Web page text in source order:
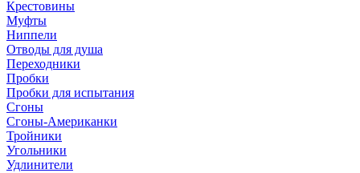
Крестовины
Муфты
Ниппели
Отводы для душа
Переходники
Пробки
Пробки для испытания
Сгоны
Сгоны-Американки
Тройники
Угольники
Удлинители